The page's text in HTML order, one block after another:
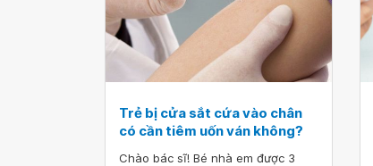
Trẻ bị cửa sắt cứa vào chân
có cần tiêm uốn ván không?
Chào bác sĩ! Bé nhà em được 3